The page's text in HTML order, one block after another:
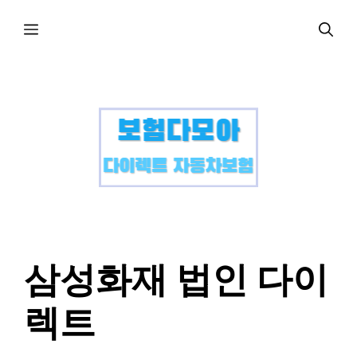
메
삼성화재 법인 다이
렉트